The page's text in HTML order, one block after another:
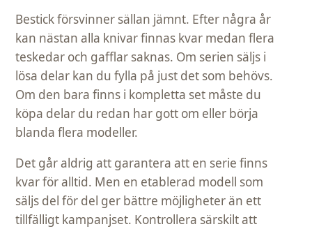
Bestick försvinner sällan jämnt. Efter några år
kan nästan alla knivar finnas kvar medan flera
teskedar och gafflar saknas. Om serien säljs i
lösa delar kan du fylla på just det som behövs.
Om den bara finns i kompletta set måste du
köpa delar du redan har gott om eller börja
blanda flera modeller.
Det går aldrig att garantera att en serie finns
kvar för alltid. Men en etablerad modell som
säljs del för del ger bättre möjligheter än ett
tillfälligt kampanjset. Kontrollera särskilt att